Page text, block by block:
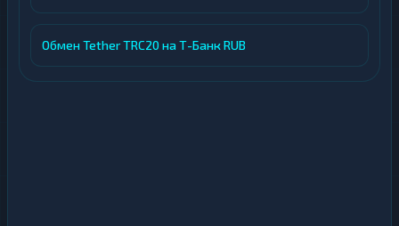
Обмен Tether TRC20 на Т-Банк RUB